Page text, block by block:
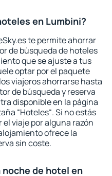
en Lumbini?
te permite ahorrar
de búsqueda de hoteles
que se ajuste a tus
optar por el paquete
viajeros ahorrarse hasta
de búsqueda y reserva
disponible en la página
“Hoteles“. Si no estás
el viaje por alguna razón
ofrece la
sin coste.
noche de hotel en